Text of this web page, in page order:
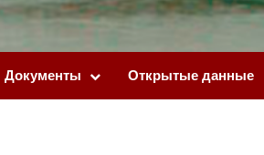
Документы Открытые данные